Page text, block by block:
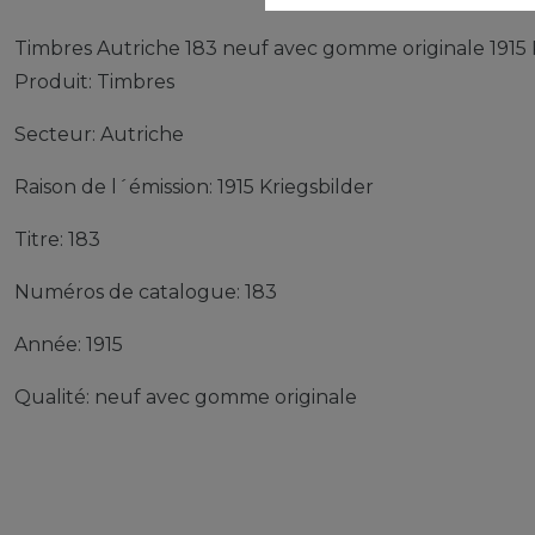
Timbres Autriche 183 neuf avec gomme originale 1915
Produit: Timbres
Secteur: Autriche
Raison de l´émission: 1915 Kriegsbilder
Titre: 183
Numéros de catalogue: 183
Année: 1915
Qualité: neuf avec gomme originale